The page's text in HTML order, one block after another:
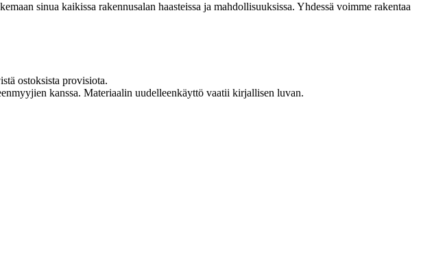
sinua kaikissa rakennusalan haasteissa ja mahdollisuuksissa. Yhdessä voimme rakentaa
ostoksista provisiota.
kanssa. Materiaalin uudelleenkäyttö vaatii kirjallisen luvan.